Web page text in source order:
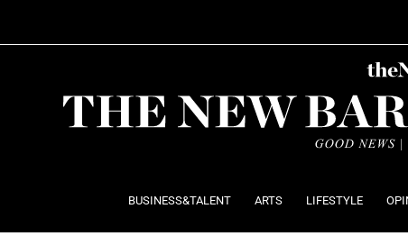
BUSINESS&TALENT ARTS LIFESTYLE